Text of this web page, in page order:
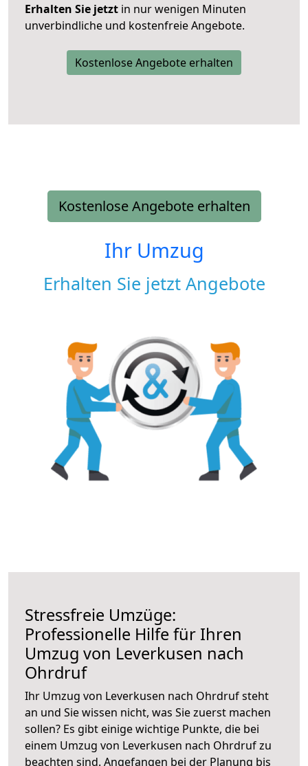
Erhalten Sie jetzt in nur wenigen Minuten
unverbindliche und kostenfreie Angebote.
Kostenlose Angebote erhalten
Kostenlose Angebote erhalten
Ihr Umzug
Erhalten Sie jetzt Angebote
Stressfreie Umzüge:
Professionelle Hilfe für Ihren
Umzug von Leverkusen nach
Ohrdruf
Ihr Umzug von Leverkusen nach Ohrdruf steht
an und Sie wissen nicht, was Sie zuerst machen
sollen? Es gibt einige wichtige Punkte, die bei
einem Umzug von Leverkusen nach Ohrdruf zu
beachten sind. Angefangen bei der Planung bis